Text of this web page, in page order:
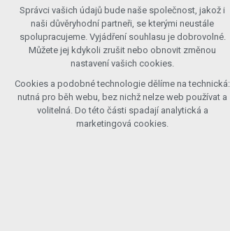
vyhodnocení návštěvnosti
marketingová cookies (Google)
Více informací o cookies na našem webu
Přijmout všechny cookies
Odmítnout vše
Správci vašich údajů bude naše společnost, jakož i
naši důvěryhodní partneři, se kterými neustále
spolupracujeme. Vyjádření souhlasu je dobrovolné.
Můžete jej kdykoli zrušit nebo obnovit změnou
nastavení vašich cookies.
Cookies a podobné technologie dělíme na technická:
nutná pro běh webu, bez nichž nelze web používat a
volitelná. Do této části spadají analytická a
marketingová cookies.